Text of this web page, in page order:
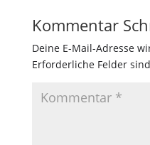
Kommentar
Deine E-Mail-Adresse
Erforderliche Felder